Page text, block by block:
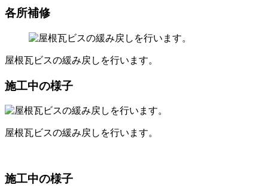
各所補修
屋根瓦ビスの緩み戻しを行います。
施工中の様子
屋根瓦ビスの緩み戻しを行います。
施工中の様子